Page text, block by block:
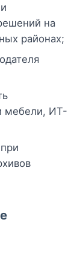
на
районах;
мебели, ИТ-